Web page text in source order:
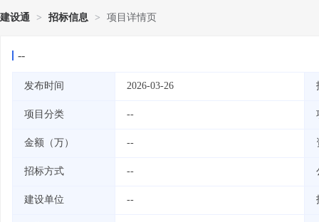
建设通 > 招标信息 > 项目详情页
--
发布时间 2026-03-26
项目分类 --
金额（万） --
招标方式 --
建设单位 --